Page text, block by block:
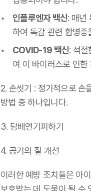
인플루엔자 백신: 매년
하여 독감 관련 합병증
COVID-19 백신: 적
여 이 바이러스로 인
2. 손씻기 : 정기적으로 손
방법 중 하나입니다.
3. 담배연기피하기
4. 공기의 질 개선
이러한 예방 조치들은 아
보호받는 데 도움이 될 수